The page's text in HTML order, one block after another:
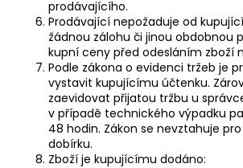
prodávajícího.
Prodávající nepožaduje od
žádnou zálohu či jinou obdobnou
kupní ceny před odesláním zboží
Podle zákona o evidenci tržeb je
vystavit kupujícímu účtenku.
zaevidovat přijatou tržbu u
v případě technického výpadku
48 hodin. Zákon se nevztahuje
dobírku.
Zboží je kupujícímu dodáno: